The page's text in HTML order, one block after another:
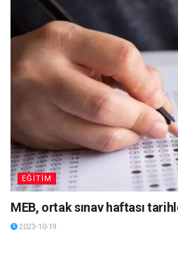
EĞİTİM
MEB, ortak sınav haftası
2023-10-19